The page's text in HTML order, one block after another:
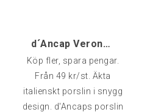
d´Ancap Verona Espresso - 6 st
Köp fler, spara pengar.
Från 49 kr/st. Äkta
italienskt porslin i snygg
design. d'Ancaps porslin